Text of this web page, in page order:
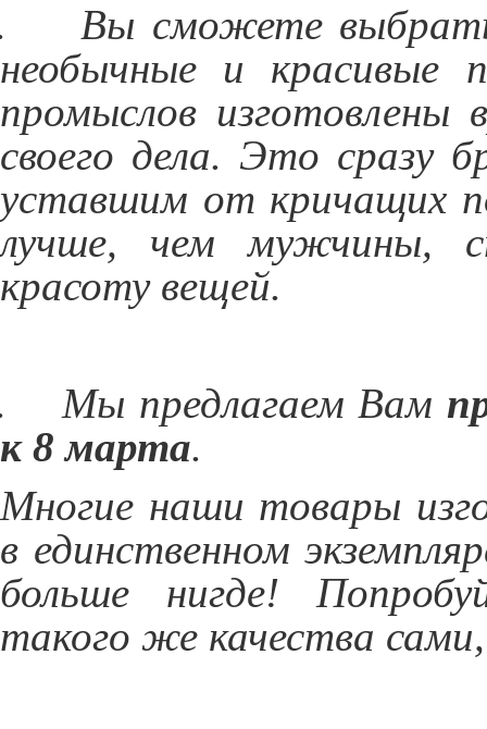
Вы сможете
необычные и красивые
промыслов
своего дела. Это сразу
уставшим от кричащих
лучше, чем мужчины,
красоту вещей.
Мы предлагаем Вам
к 8 марта.
Многие наши товары
в единственном
больше нигде!
такого же качества